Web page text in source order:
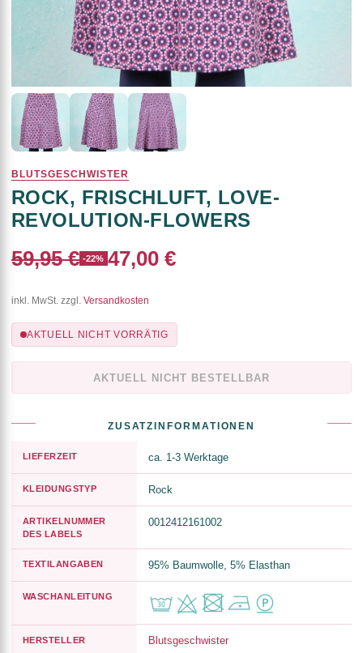
BLUTSGESCHWISTER
ROCK, FRISCHLUFT, LOVE-
REVOLUTION-FLOWERS
59,95 € -22% 47,00 €
inkl. MwSt. zzgl. Versandkosten
AKTUELL NICHT VORRÄTIG
AKTUELL NICHT BESTELLBAR
ZUSATZINFORMATIONEN
LIEFERZEIT ca. 1-3 Werktage
KLEIDUNGSTYP Rock
ARTIKELNUMMER
DES LABELS
0012412161002
TEXTILANGABEN 95% Baumwolle, 5% Elasthan
WASCHANLEITUNG
HERSTELLER Blutsgeschwister